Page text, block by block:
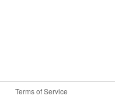
Terms of Service